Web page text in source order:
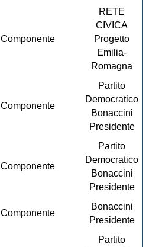
Componente
RETE
CIVICA
Progetto
Emilia-
Romagna
Componente
Partito
Democratico
Bonaccini
Presidente
Componente
Partito
Democratico
Bonaccini
Presidente
Componente
Bonaccini
Presidente
Partito